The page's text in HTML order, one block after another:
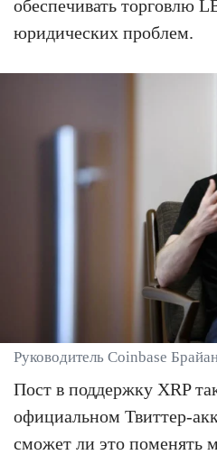
обеспечивать торговлю
юридических проблем.
Руководитель Coinbase
Пост в поддержку XRP
официальном Твиттер-
сможет ли это поменять